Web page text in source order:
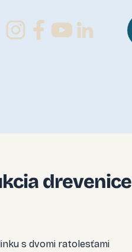
drevenice
s dvomi ratolesťami